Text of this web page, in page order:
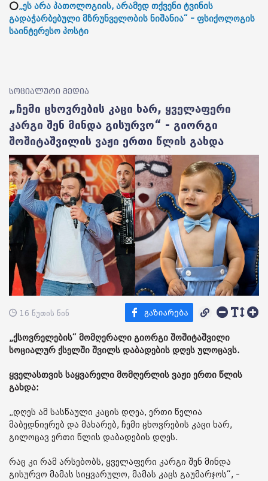
⭕„ეს არა პათოლოგიის, არამედ თქვენი ტვინის
გადაჭარბებული მზრუნველობის ნიშანია“ - ფსიქოლოგის
საინტერესო პოსტი
სოციალური მედია
„ჩემი ცხოვრების კაცი ხარ, ყველაფერი
კარგი შენ მინდა გისურვო“ - გიორგი
შოშიტაშვილის ვაჟი ერთი წლის გახდა
16 წუთის წინ
„ქსოვრელების“ მომღერალი გიორგი შოშიტაშვილი
სოციალურ ქსელში შვილს დაბადების დღეს ულოცავს.
ყველასთვის საყვარელი მომღერლის ვაჟი ერთი წლის
გახდა:
„დღეს ამ სასწაული კაცის დღეა, ერთი წელია
მაბედნიერებ და მახარებ, ჩემი ცხოვრების კაცი ხარ,
გილოცავ ერთი წლის დაბადების დღეს.
რაც კი რამ არსებობს, ყველაფერი კარგი შენ მინდა
გისურვო მამას სიყვარულო, მამას კაცს გაუმარჯოს“, -